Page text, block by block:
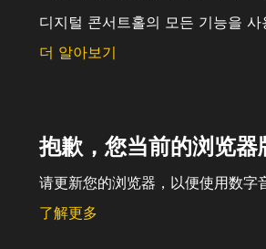
디지털 콘서트홀의 모든 기능을
더 알아보기
抱歉，您当前的浏览器
请更新您的浏览器，以便使用数字
了解更多